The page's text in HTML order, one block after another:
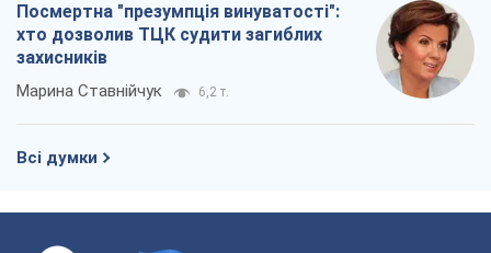
Посмертна "презумпція винуватості":
хто дозволив ТЦК судити загиблих
захисників
Марина Ставнійчук 6,2 т.
Всі думки